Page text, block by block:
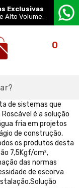
de sistemas que
é a solução
fria em projetos
de construção,
os produtos desta
7,5Kgf/cm²,
das normas
de escorva
Exclusivas
Alto Volume.
0